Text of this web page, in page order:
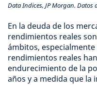
Data Indices, JP Morgan. Datos
En la deuda de los
rendimientos reales
ámbitos, especialmente
rendimientos reales
endurecimiento de la
años y a medida que la